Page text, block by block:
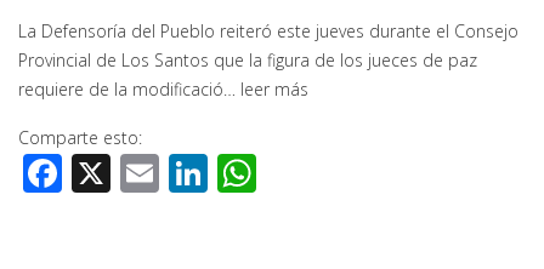
La Defensoría del Pueblo reiteró este jueves durante el Consejo
Provincial de Los Santos que la figura de los jueces de paz
requiere de la modificació… leer más
Comparte esto:
Facebook
X EmailLinkedIn